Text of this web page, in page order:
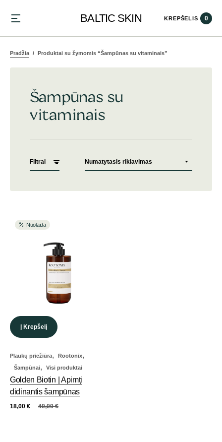
BALTIC SKIN KREPŠELIS 0
Pradžia Produktai su žymomis “Šampūnas su vitaminais”
Šampūnas su
vitaminais
Filtrai
Nuolaida
Į Krepšelį
Plaukų priežiūra, Rootonix,
Šampūnai, Visi produktai
Golden Biotin | Apimtį
didinantis šampūnas
40,00€
18,00 €